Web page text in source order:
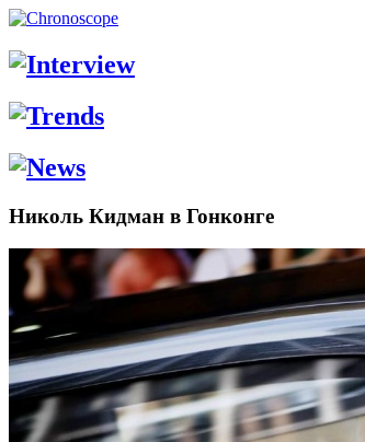
Николь Кидман в Гонконге